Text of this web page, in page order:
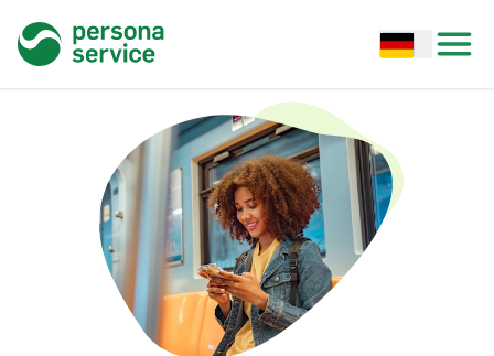
persona service Open options